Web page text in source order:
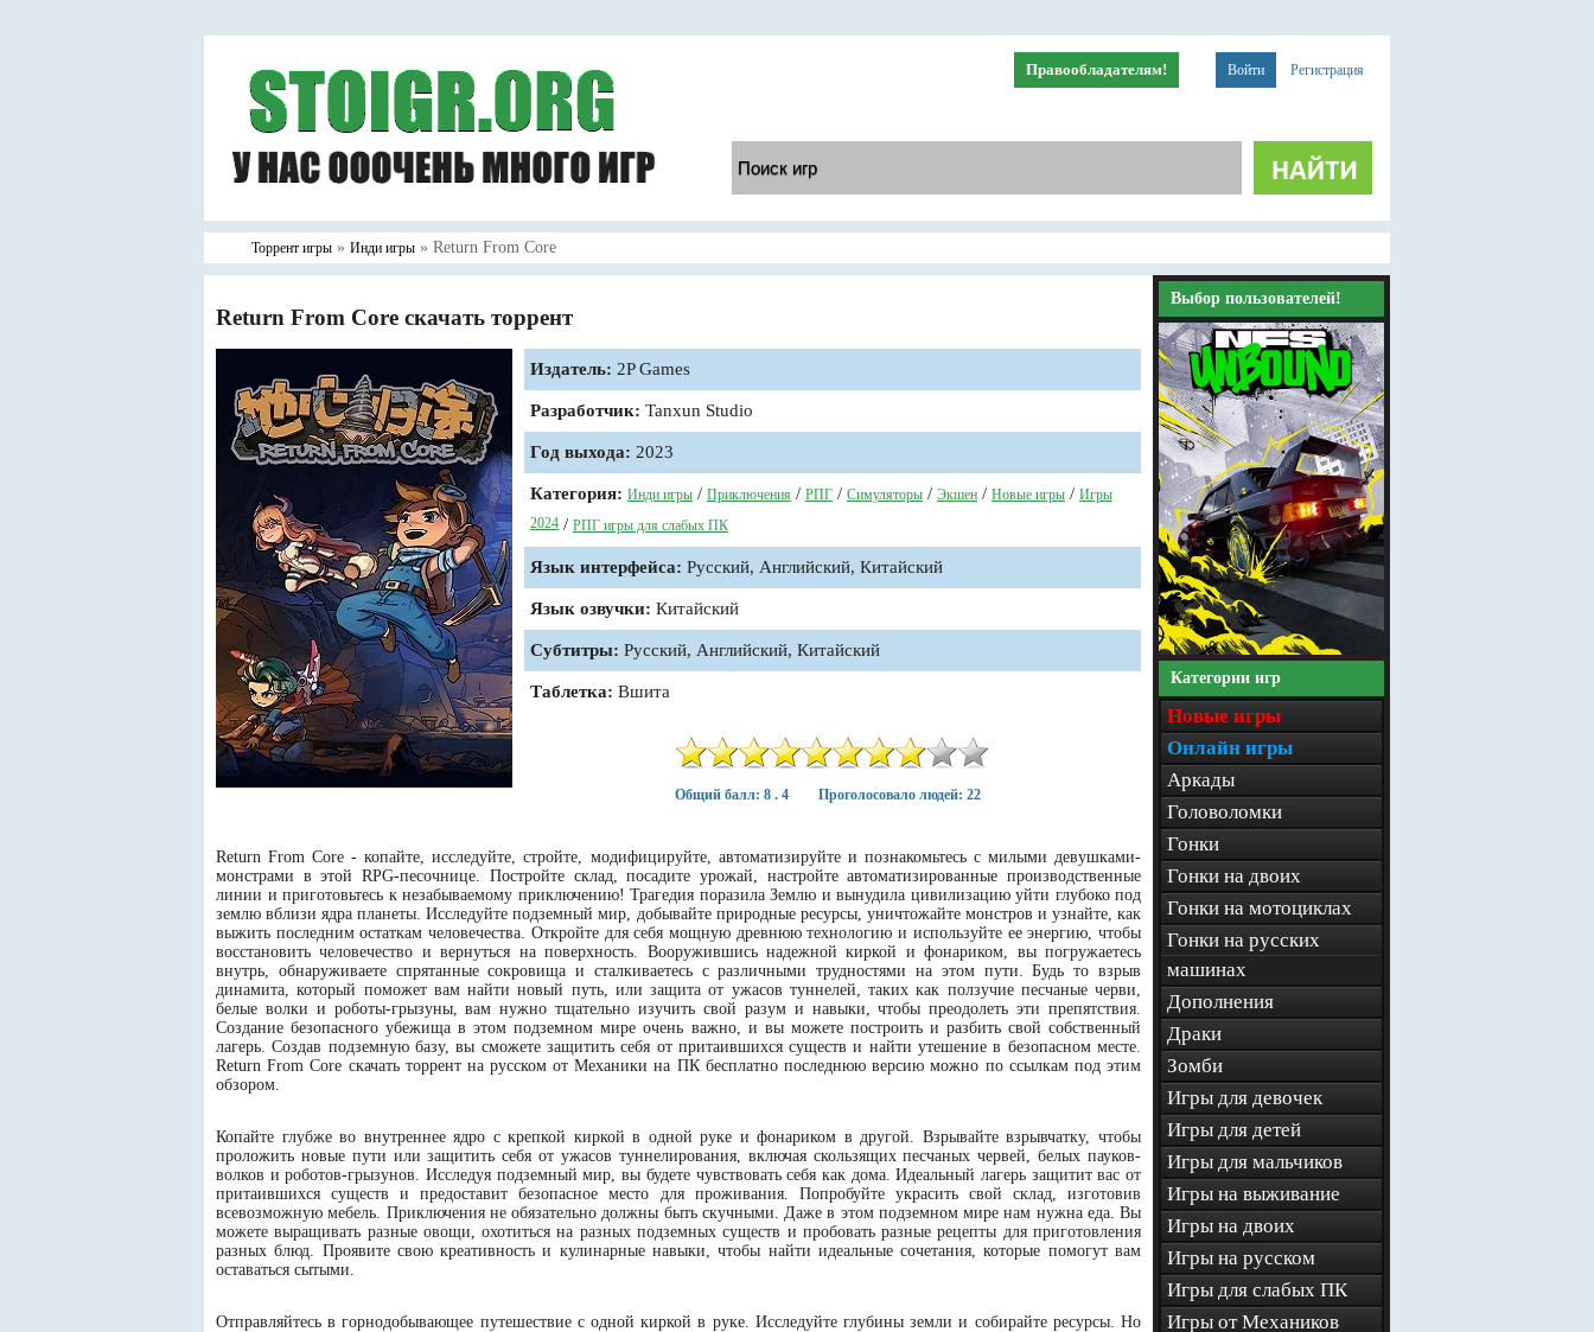
Войти Регистрация
Правообладателям!
Торрент игры » Инди игры » Return From Core
Return From Core скачать торрент
Издатель: 2P Games
Разработчик: Tanxun Studio
Год выхода: 2023
Категория: Инди игры / Приключения / РПГ / Симуляторы / Экшен / Новые игры / Игры
2024 / РПГ игры для слабых ПК
Язык интерфейса: Русский, Английский, Китайский
Язык озвучки: Китайский
Субтитры: Русский, Английский, Китайский
Таблетка: Вшита
Общий балл: 8 . 4 Проголосовало людей: 22
Return From Core - копайте, исследуйте, стройте, модифицируйте, автоматизируйте и познакомьтесь с милыми девушками-
монстрами в этой RPG-песочнице. Постройте склад, посадите урожай, настройте автоматизированные производственные
линии и приготовьтесь к незабываемому приключению! Трагедия поразила Землю и вынудила цивилизацию уйти глубоко под
землю вблизи ядра планеты. Исследуйте подземный мир, добывайте природные ресурсы, уничтожайте монстров и узнайте, как
выжить последним остаткам человечества. Откройте для себя мощную древнюю технологию и используйте ее энергию, чтобы
восстановить человечество и вернуться на поверхность. Вооружившись надежной киркой и фонариком, вы погружаетесь
внутрь, обнаруживаете спрятанные сокровища и сталкиваетесь с различными трудностями на этом пути. Будь то взрыв
динамита, который поможет вам найти новый путь, или защита от ужасов туннелей, таких как ползучие песчаные черви,
белые волки и роботы-грызуны, вам нужно тщательно изучить свой разум и навыки, чтобы преодолеть эти препятствия.
Создание безопасного убежища в этом подземном мире очень важно, и вы можете построить и разбить свой собственный
лагерь. Создав подземную базу, вы сможете защитить себя от притаившихся существ и найти утешение в безопасном месте.
Return From Core скачать торрент на русском от Механики на ПК бесплатно последнюю версию можно по ссылкам под этим
обзором.
Копайте глубже во внутреннее ядро с крепкой киркой в одной руке и фонариком в другой. Взрывайте взрывчатку, чтобы
проложить новые пути или защитить себя от ужасов туннелирования, включая скользящих песчаных червей, белых пауков-
волков и роботов-грызунов. Исследуя подземный мир, вы будете чувствовать себя как дома. Идеальный лагерь защитит вас от
притаившихся существ и предоставит безопасное место для проживания. Попробуйте украсить свой склад, изготовив
всевозможную мебель. Приключения не обязательно должны быть скучными. Даже в этом подземном мире нам нужна еда. Вы
можете выращивать разные овощи, охотиться на разных подземных существ и пробовать разные рецепты для приготовления
разных блюд. Проявите свою креативность и кулинарные навыки, чтобы найти идеальные сочетания, которые помогут вам
оставаться сытыми.
Отправляйтесь в горнодобывающее путешествие с одной киркой в руке. Исследуйте глубины земли и собирайте ресурсы. Но
Выбор пользователей!
Категории игр
Новые игры
Онлайн игры
Аркады
Головоломки
Гонки
Гонки на двоих
Гонки на мотоциклах
Гонки на русских
машинах
Дополнения
Драки
Зомби
Игры для девочек
Игры для детей
Игры для мальчиков
Игры на выживание
Игры на двоих
Игры на русском
Игры для слабых ПК
Игры от Механиков